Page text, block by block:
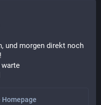
und morgen direkt noch
warte
Homepage